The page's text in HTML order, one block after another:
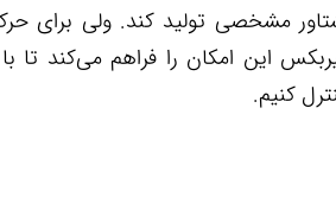
مشخصی تولید کند. ولی برای
این امکان را فراهم می‌کند
کنیم.